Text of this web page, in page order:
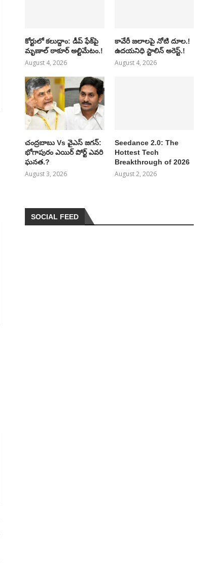
కోర్టులో కలుద్దాం: డీప్ ఫేక్‌పై
మృణాల్ ఠాకూర్ అల్టిమేటం.!
August 4, 2026
కావేరీ జలాలపై నోటి దూల.!
ఉదయనిధి స్టాలిన్ అరెస్ట్.!
August 4, 2026
చంద్రబాబు Vs వైఎస్ జగన్:
భోగాపురం ఎయిర్ పోర్ట్ ఎవరి
ఘనత.?
August 3, 2026
Seedance 2.0: The
Hottest Tech
Breakthrough of 2026
August 2, 2026
SOCIAL FEED